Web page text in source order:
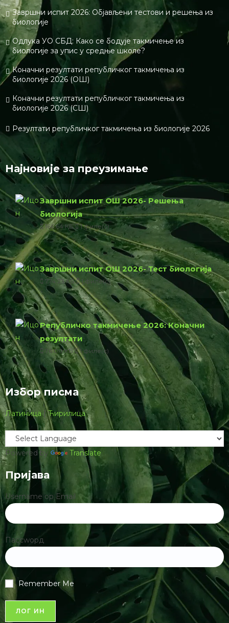
Завршни испит 2026: Објављени тестови и решења из
биологије
Одлука УО СБД: Како се бодује такмичење из
биологије за упис у средње школе?
Коначни резултати републичког такмичења из
биологије 2026 (ОШ)
Коначни резултати републичког такмичења из
биологије 2026 (СШ)
Резултати републичког такмичења из биологије 2026
Најновије за преузимање
Завршни испит ОШ 2026- Решења
биологија
166.64 КБ 1 филе(с)
Завршни испит ОШ 2026- Тест биологија
774.23 КБ 1 филе(с)
Републичко такмичење 2026: Коначни
резултати
76.00 КБ 1 филе(с)
Избор писма
Латиница |Ћирилица
Powered by Translate
Пријава
Username ор Email
Пассwорд
Remember Me